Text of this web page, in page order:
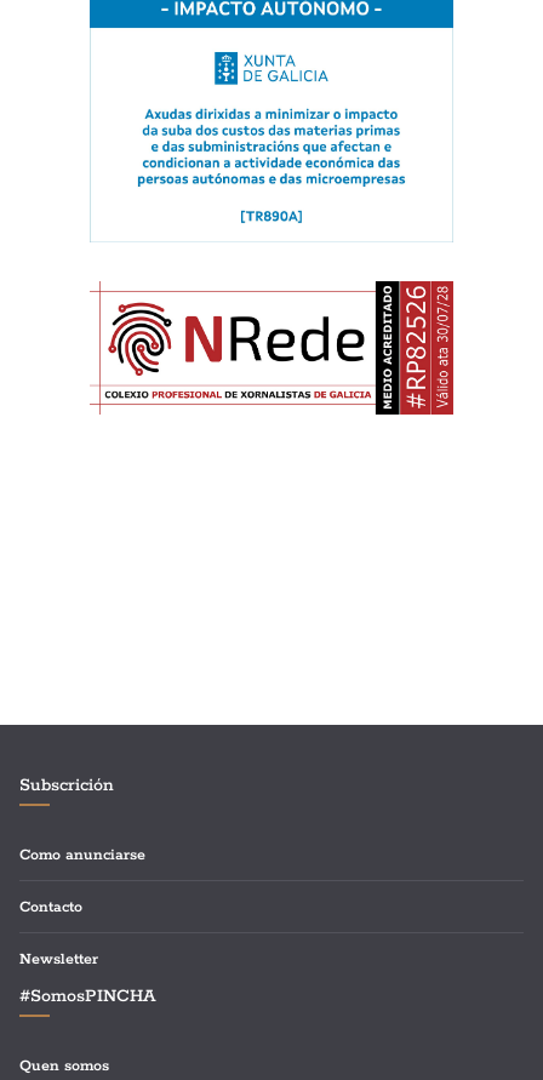
Subscrición
Como anunciarse
Contacto
Newsletter
#SomosPINCHA
Quen somos